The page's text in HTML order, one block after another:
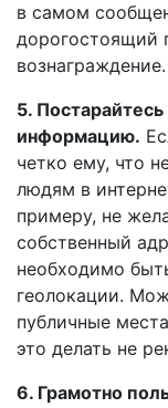
в самом
дорогостоящий
вознаграждение.
5.
информацию.
четко ему, что
людям в
примеру, не
собственный
необходимо
геолокации.
публичные
это делать не
6. Грамотно